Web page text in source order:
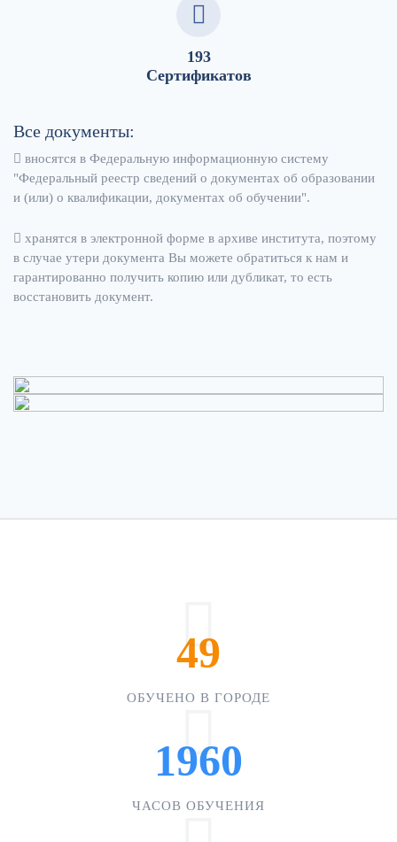
193
Сертификатов
Все документы:
вносятся в Федеральную информационную систему
"Федеральный реестр сведений о документах об образовании
и (или) о квалификации, документах об обучении".
хранятся в электронной форме в архиве института, поэтому
в случае утери документа Вы можете обратиться к нам и
гарантированно получить копию или дубликат, то есть
восстановить документ.
49
ОБУЧЕНО В ГОРОДЕ
1960
ЧАСОВ ОБУЧЕНИЯ